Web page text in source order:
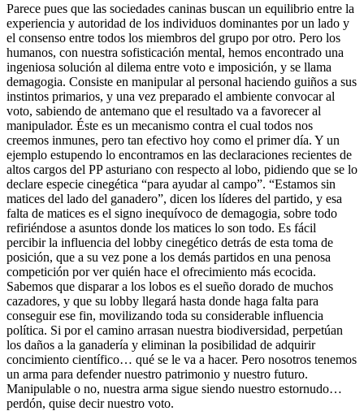
Parece pues que las sociedades caninas buscan un equilibrio entre la
experiencia y autoridad de los individuos dominantes por un lado y
el consenso entre todos los miembros del grupo por otro. Pero los
humanos, con nuestra sofisticación mental, hemos encontrado una
ingeniosa solución al dilema entre voto e imposición, y se llama
demagogia. Consiste en manipular al personal haciendo guiños a sus
instintos primarios, y una vez preparado el ambiente convocar al
voto, sabiendo de antemano que el resultado va a favorecer al
manipulador. Éste es un mecanismo contra el cual todos nos
creemos inmunes, pero tan efectivo hoy como el primer día. Y un
ejemplo estupendo lo encontramos en las declaraciones recientes de
altos cargos del PP asturiano con respecto al lobo, pidiendo que se lo
declare especie cinegética “para ayudar al campo”. “Estamos sin
matices del lado del ganadero”, dicen los líderes del partido, y esa
falta de matices es el signo inequívoco de demagogia, sobre todo
refiriéndose a asuntos donde los matices lo son todo. Es fácil
percibir la influencia del lobby cinegético detrás de esta toma de
posición, que a su vez pone a los demás partidos en una penosa
competición por ver quién hace el ofrecimiento más ecocida.
Sabemos que disparar a los lobos es el sueño dorado de muchos
cazadores, y que su lobby llegará hasta donde haga falta para
conseguir ese fin, movilizando toda su considerable influencia
política. Si por el camino arrasan nuestra biodiversidad, perpetúan
los daños a la ganadería y eliminan la posibilidad de adquirir
concimiento científico… qué se le va a hacer. Pero nosotros tenemos
un arma para defender nuestro patrimonio y nuestro futuro.
Manipulable o no, nuestra arma sigue siendo nuestro estornudo…
perdón, quise decir nuestro voto.